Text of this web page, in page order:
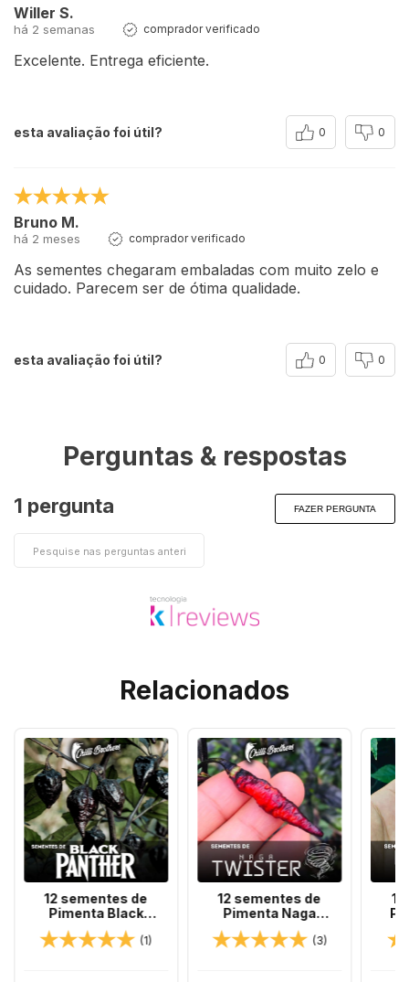
Willer S.
há 2 semanas comprador verificado
Excelente. Entrega eficiente.
esta avaliação foi útil? 0 0
Bruno M.
há 2 meses comprador verificado
As sementes chegaram embaladas com muito zelo e
cuidado. Parecem ser de ótima qualidade.
esta avaliação foi útil? 0 0
Perguntas & respostas
1 pergunta FAZER PERGUNTA
Relacionados
12 sementes de
Pimenta Black
Panther
(1)
12 sementes de
Pimenta Naga
Twister
(3)